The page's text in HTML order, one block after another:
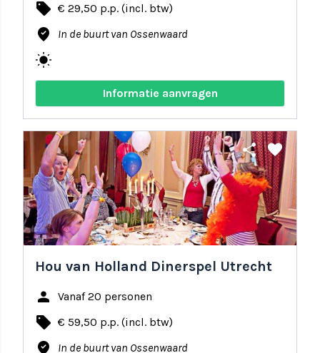
local_offer € 29,50 p.p. (incl. btw)
where_to_vote In de buurt van Ossenwaard
wb_sunny
Informatie aanvragen
share favorite
Hou van Holland Dinerspel Utrecht
person Vanaf 20 personen
local_offer € 59,50 p.p. (incl. btw)
where_to_vote In de buurt van Ossenwaard